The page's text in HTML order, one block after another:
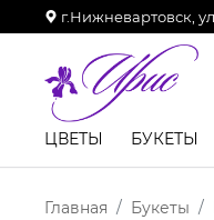
г.Нижневартовск,
ЦВЕТЫ БУКЕТЫ
Главная Букеты